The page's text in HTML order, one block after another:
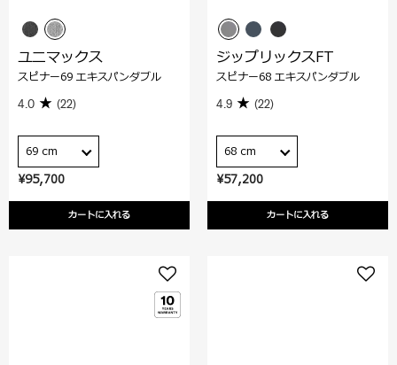
¥95,700
カートに入れる
ユニマックス
スピナー69 エキスパンダブル
4.0 (22)
69 cm
¥57,200
カートに入れる
ジップリックスFT
スピナー68 エキスパンダブル
4.9 (22)
68 cm